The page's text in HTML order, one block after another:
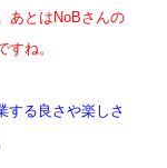
あとはNoBさんの
すね。
する良さや楽しさ